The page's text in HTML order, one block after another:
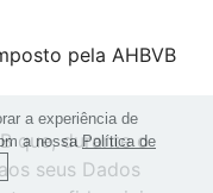
pela AHBVB
que, durante o
seus Dados
a experiência de
a nossaPolítica de